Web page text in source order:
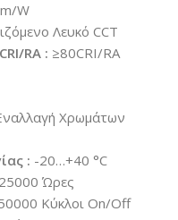
W
Λευκό CCT
RA : ≥80CRI/RA
Χρωμάτων
: -20…+40 °C
Ώρες
Κύκλοι On/Off